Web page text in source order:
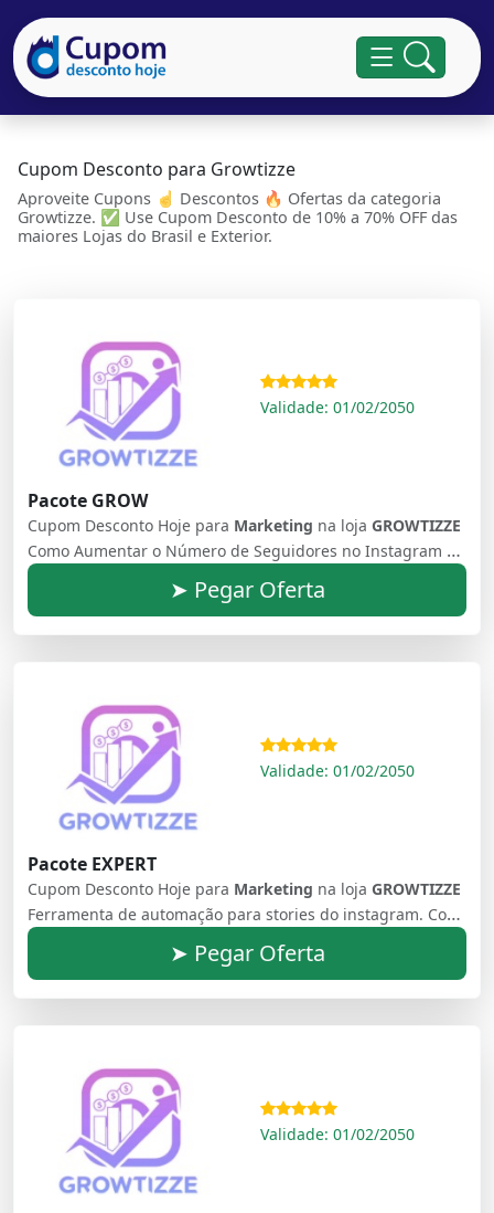
Cupom Desconto para Growtizze
Aproveite Cupons ☝ Descontos 🔥 Ofertas da categoria
Growtizze. ✅ Use Cupom Desconto de 10% a 70% OFF das
maiores Lojas do Brasil e Exterior.
Validade: 01/02/2050
Pacote GROW
Cupom Desconto Hoje para Marketing na loja GROWTIZZE
Como Aumentar o Número de Seguidores no Instagram e Aumentar Autoridade
➤ Pegar Oferta
Validade: 01/02/2050
Pacote EXPERT
Cupom Desconto Hoje para Marketing na loja GROWTIZZE
Ferramenta de automação para stories do instagram. Como Aumentar o Número de Seguidores no Instagram e Aumentar Autoridade
➤ Pegar Oferta
Validade: 01/02/2050